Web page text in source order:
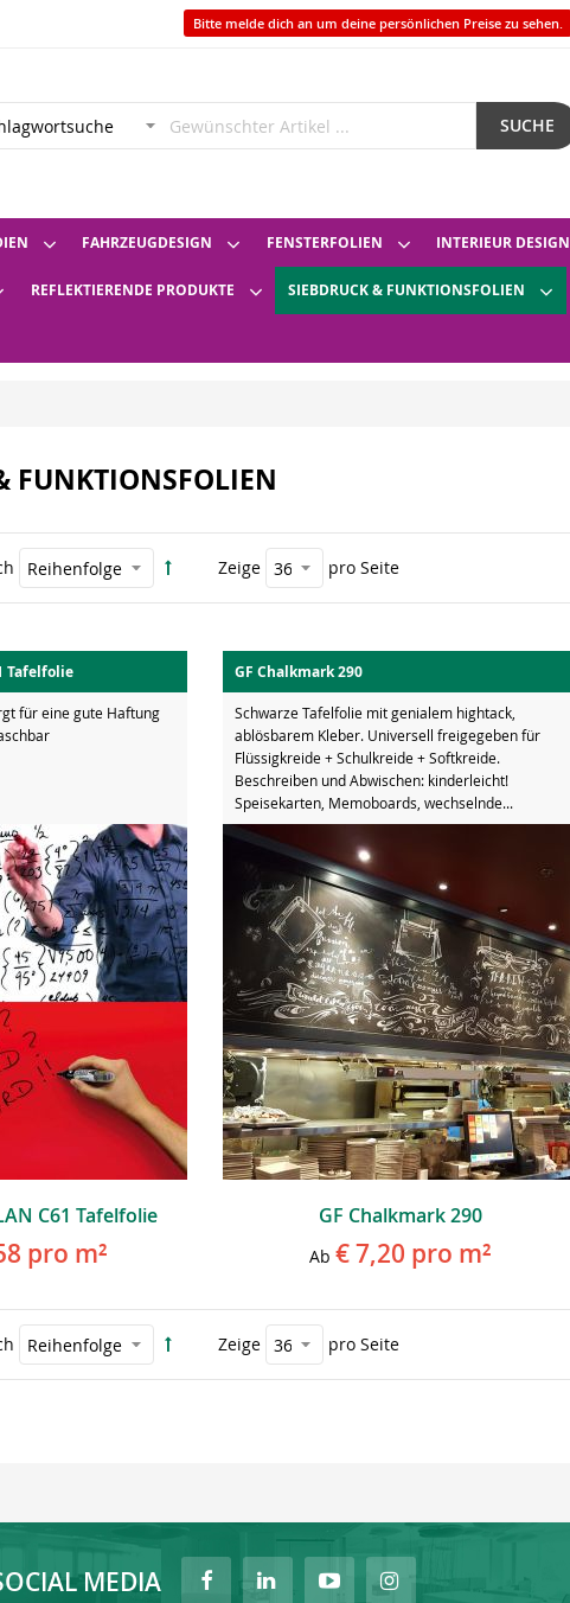
Bitte melde dich an um deine persönlichen Preise zu sehen.
SUCHE
FAHRZEUGDESIGN FENSTERFOLIEN INTERIEUR DESIGN
REFLEKTIERENDE PRODUKTE SIEBDRUCK & FUNKTIONSFOLIEN
FUNKTIONSFOLIEN
Zeige pro Seite
Tafelfolie
für eine gute Haftung
C61 Tafelfolie
pro m²
GF Chalkmark 290
Schwarze Tafelfolie mit genialem hightack,
ablösbarem Kleber. Universell freigegeben für
Flüssigkreide + Schulkreide + Softkreide.
Beschreiben und Abwischen: kinderleicht!
Speisekarten, Memoboards, wechselnde...
GF Chalkmark 290
Ab € 7,20 pro m²
Zeige pro Seite
MEDIA